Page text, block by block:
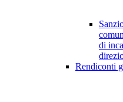
di
Rendiconti